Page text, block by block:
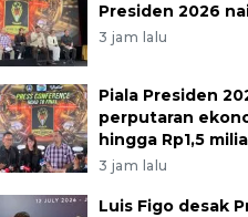
Presiden 2026
3 jam lalu
Piala Presiden
perputaran
hingga Rp1,5
3 jam lalu
Luis Figo desak